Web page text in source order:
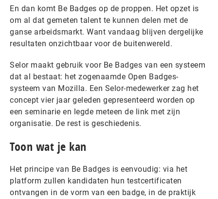
En dan komt Be Badges op de proppen. Het opzet is
om al dat gemeten talent te kunnen delen met de
ganse arbeidsmarkt. Want vandaag blijven dergelijke
resultaten onzichtbaar voor de buitenwereld.
Selor maakt gebruik voor Be Badges van een systeem
dat al bestaat: het zogenaamde Open Badges-
systeem van Mozilla. Een Selor-medewerker zag het
concept vier jaar geleden gepresenteerd worden op
een seminarie en legde meteen de link met zijn
organisatie. De rest is geschiedenis.
Toon wat je kan
Het principe van Be Badges is eenvoudig: via het
platform zullen kandidaten hun testcertificaten
ontvangen in de vorm van een badge, in de praktijk